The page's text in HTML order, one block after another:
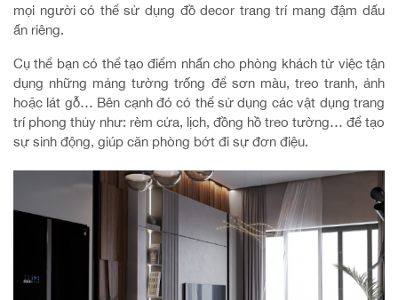
mọi người có thể sử dụng đồ decor trang trí mang đậm dấu
ấn riêng.
Cụ thể bạn có thể tạo điểm nhấn cho phòng khách từ việc tận
dụng những mảng tường trống để sơn màu, treo tranh, ảnh
hoặc lát gỗ… Bên cạnh đó có thể sử dụng các vật dụng trang
trí phong thủy như: rèm cửa, lịch, đồng hồ treo tường… để tạo
sự sinh động, giúp căn phòng bớt đi sự đơn điệu.